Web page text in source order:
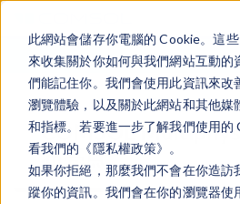
此網站會儲存你電腦的 Cookie。這
來收集關於你如何與我們網站互動的
們能記住你。我們會使用此資訊來改
瀏覽體驗，以及關於此網站和其他媒
和指標。若要進一步了解我們使用的
看我們的《隱私權政策》。
如果你拒絕，那麼我們不會在你造訪
蹤你的資訊。我們會在你的瀏覽器使
登
COMSOL
布亮点